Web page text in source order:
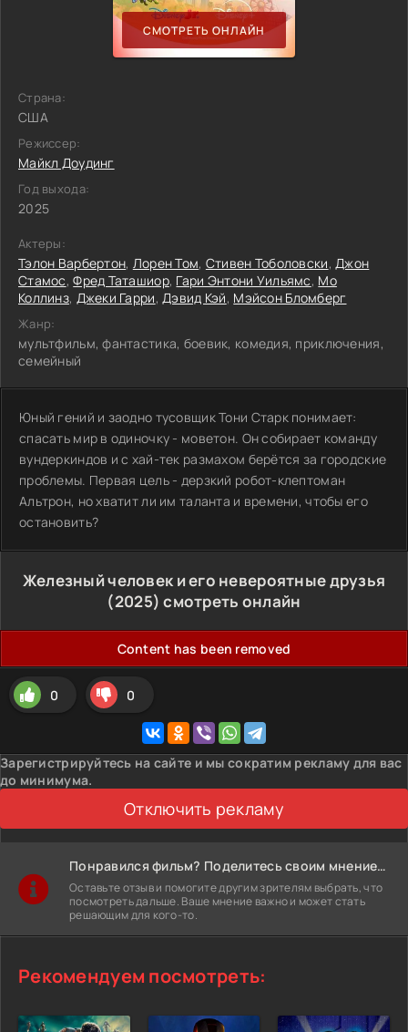
СМОТРЕТЬ ОНЛАЙН
Страна:
США
Режиссер:
Майкл Доудинг
Год выхода:
2025
Актеры:
Тэлон Варбертон, Лорен Том, Стивен Тоболовски,Джон
Стамос,Фред Таташиор, Гари Энтони Уильямс, Мо
Коллинз, Джеки Гарри,Дэвид Кэй, Мэйсон Бломберг
Жанр:
мультфильм, фантастика, боевик, комедия, приключения,
семейный
Юный гений и заодно тусовщик Тони Старк понимает:
спасать мир в одиночку - моветон. Он собирает команду
вундеркиндов и с хай-тек размахом берётся за городские
проблемы. Первая цель - дерзкий робот-клептоман
Альтрон, но хватит ли им таланта и времени, чтобы его
остановить?
Железный человек и его невероятные друзья
(2025) смотреть онлайн
Content has been removed
0 0
Зарегистрируйтесь на сайте и мы сократим рекламу для вас
до минимума.
Отключить рекламу
Понравился фильм? Поделитесь своим мнением!
Оставьте отзыв и помогите другим зрителям выбрать, что
посмотреть дальше. Ваше мнение важно и может стать
решающим для кого-то.
Рекомендуем посмотреть: